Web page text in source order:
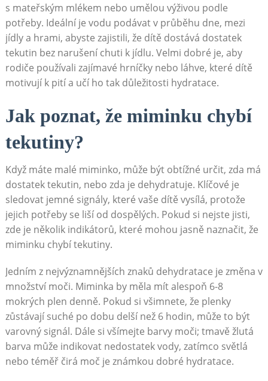
s mateřským mlékem nebo umělou výživou podle
potřeby. Ideální je vodu podávat v průběhu dne, mezi
jídly a hrami, abyste zajistili, že dítě dostává dostatek
tekutin bez narušení chuti k jídlu. Velmi dobré je, aby
rodiče používali zajímavé hrníčky nebo láhve, které dítě
motivují k pití a učí ho tak důležitosti hydratace.
Jak poznat, že miminku chybí
tekutiny?
Když máte malé miminko, může být obtížné určit, zda má
dostatek tekutin, nebo zda je dehydratuje. Klíčové je
sledovat jemné signály, které vaše dítě vysílá, protože
jejich potřeby se liší od dospělých. Pokud si nejste jisti,
zde je několik indikátorů, které mohou jasně naznačit, že
miminku chybí tekutiny.
Jedním z nejvýznamnějších znaků dehydratace je změna v
množství moči. Miminka by měla mít alespoň 6-8
mokrých plen denně. Pokud si všimnete, že plenky
zůstávají suché po dobu delší než 6 hodin, může to být
varovný signál. Dále si všímejte barvy moči; tmavě žlutá
barva může indikovat nedostatek vody, zatímco světlá
nebo téměř čirá moč je známkou dobré hydratace.